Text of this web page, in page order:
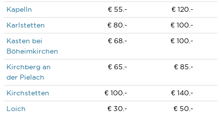
Kapelln € 55.-
€ 120.-
Karlstetten
€ 80.-
€ 100.-
Kasten bei
Böheimkirchen
€ 68.- € 100.-
Kirchberg an
der Pielach
€ 65.- € 85.-
Kirchstetten € 100.-
€ 140.-
Loich
€ 30.-
€ 50.-